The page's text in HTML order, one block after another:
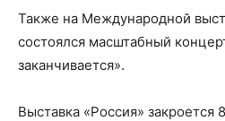
Также на Международной
состоялся масштабный
заканчивается».
Выставка «Россия» закроется